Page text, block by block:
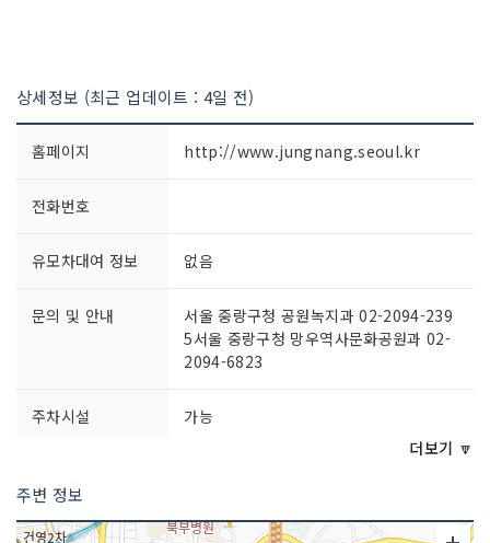
상세정보 (최근 업데이트 : 4일 전)
홈페이지 http://www.jungnang.seoul.kr
전화번호
유모차대여 정보 없음
문의 및 안내
서울 중랑구청 공원녹지과 02-2094-239
5서울 중랑구청 망우역사문화공원과 02-
2094-6823
주차시설 가능
이용시간 상시 개방
더보기 🔽
주변 정보